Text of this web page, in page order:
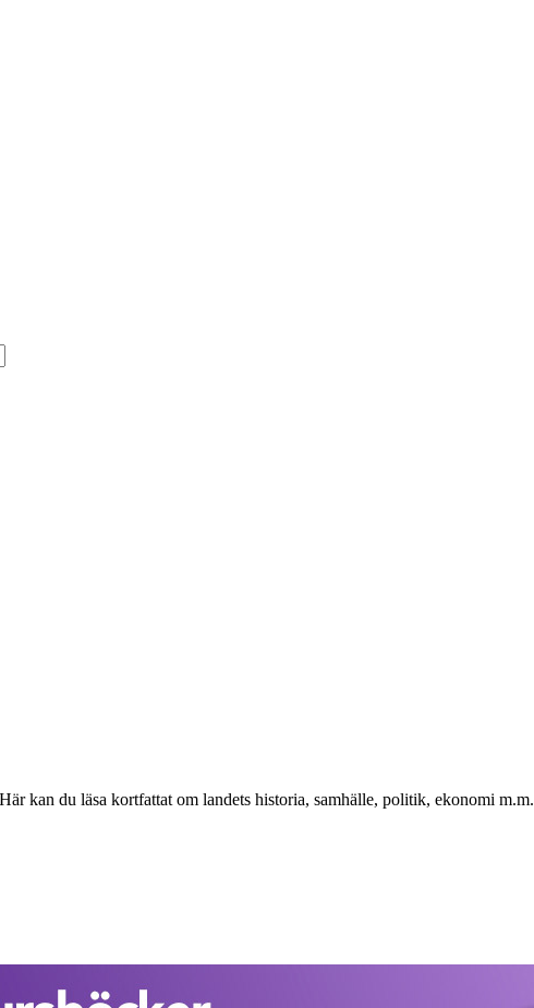
kan du läsa kortfattat om landets historia, samhälle, politik, ekonomi m.m.